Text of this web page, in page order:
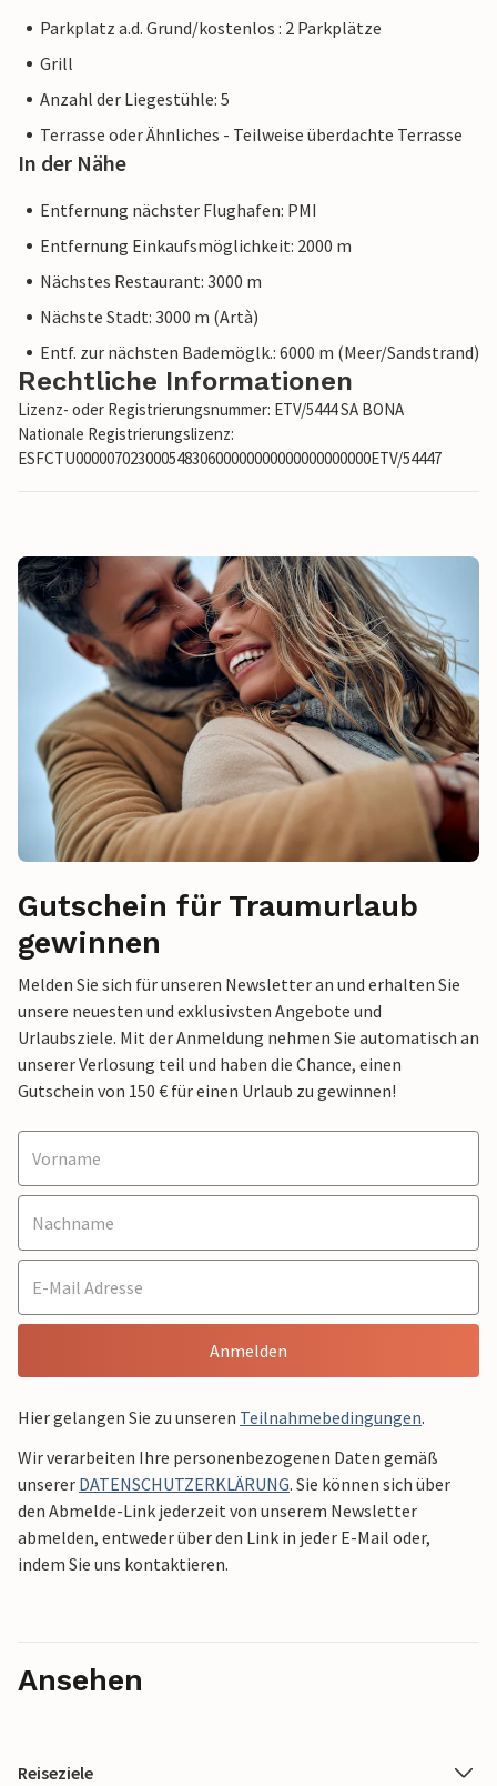
Parkplatz a.d. Grund/kostenlos : 2 Parkplätze
Grill
Anzahl der Liegestühle: 5
Terrasse oder Ähnliches - Teilweise überdachte Terrasse
In der Nähe
Entfernung nächster Flughafen: PMI
Entfernung Einkaufsmöglichkeit: 2000 m
Nächstes Restaurant: 3000 m
Nächste Stadt: 3000 m (Artà)
Entf. zur nächsten Bademöglk.: 6000 m (Meer/Sandstrand)
Rechtliche Informationen
Lizenz- oder Registrierungsnummer: ETV/5444 SA BONA
Nationale Registrierungslizenz:
ESFCTU00000702300054830600000000000000000000ETV/54447
Gutschein für Traumurlaub
gewinnen
Melden Sie sich für unseren Newsletter an und erhalten Sie
unsere neuesten und exklusivsten Angebote und
Urlaubsziele. Mit der Anmeldung nehmen Sie automatisch an
unserer Verlosung teil und haben die Chance, einen
Gutschein von 150 € für einen Urlaub zu gewinnen!
Anmelden
Hier gelangen Sie zu unseren Teilnahmebedingungen.
Wir verarbeiten Ihre personenbezogenen Daten gemäß
unserer DATENSCHUTZERKLÄRUNG. Sie können sich über
den Abmelde-Link jederzeit von unserem Newsletter
abmelden, entweder über den Link in jeder E-Mail oder,
indem Sie uns kontaktieren.
Ansehen
Reiseziele